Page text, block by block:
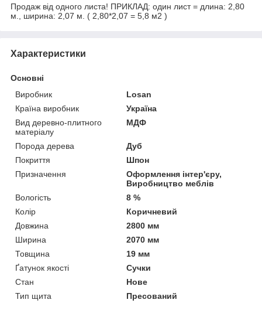
Продаж від одного листа! ПРИКЛАД: один лист = длина: 2,80
м., ширина: 2,07 м. ( 2,80*2,07 = 5,8 м2 )
Характеристики
Основні
Виробник
Losan
Країна виробник
Україна
Вид деревно-плитного
матеріалу
МДФ
Порода дерева
Дуб
Покриття
Шпон
Призначення
Оформлення інтер'єру,
Виробництво меблів
Вологість
8 %
Колір
Коричневий
Довжина
2800 мм
Ширина
2070 мм
Товщина
19 мм
Ґатунок якості
Сучки
Стан
Нове
Тип щита
Пресований